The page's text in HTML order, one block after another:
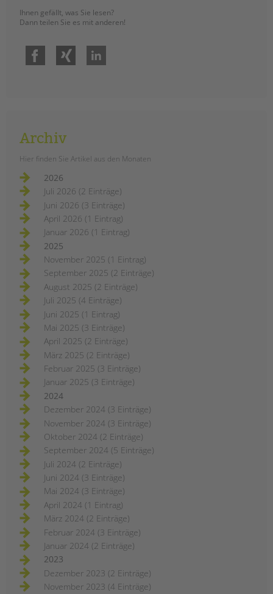
Ihnen gefällt, was Sie lesen?
Dann teilen Sie es mit anderen!
Facebook Xing
Archiv
Hier finden Sie Artikel aus den Monaten
2026
Juli 2026 (2 Einträge)
Juni 2026 (3 Einträge)
April 2026 (1 Eintrag)
Januar 2026 (1 Eintrag)
2025
November 2025 (1 Eintrag)
September 2025 (2 Einträge)
August 2025 (2 Einträge)
Juli 2025 (4 Einträge)
Juni 2025 (1 Eintrag)
Mai 2025 (3 Einträge)
April 2025 (2 Einträge)
März 2025 (2 Einträge)
Februar 2025 (3 Einträge)
Januar 2025 (3 Einträge)
2024
Dezember 2024 (3 Einträge)
November 2024 (3 Einträge)
Oktober 2024 (2 Einträge)
September 2024 (5 Einträge)
Juli 2024 (2 Einträge)
Juni 2024 (3 Einträge)
Mai 2024 (3 Einträge)
April 2024 (1 Eintrag)
März 2024 (2 Einträge)
Februar 2024 (3 Einträge)
Januar 2024 (2 Einträge)
2023
Dezember 2023 (2 Einträge)
November 2023 (4 Einträge)